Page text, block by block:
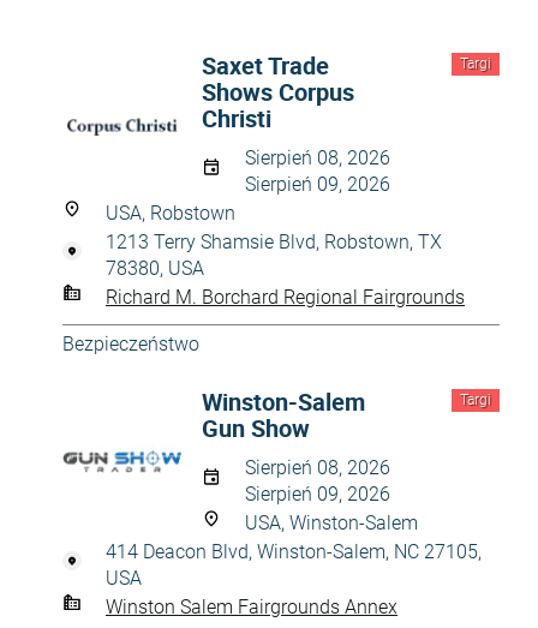
Targi
Saxet Trade
Shows Corpus
Christi
Sierpień 08, 2026
Sierpień 09, 2026
USA, Robstown
1213 Terry Shamsie Blvd, Robstown, TX
78380, USA
Richard M. Borchard Regional Fairgrounds
Bezpieczeństwo
Targi
Winston-Salem
Gun Show
Sierpień 08, 2026
Sierpień 09, 2026
USA, Winston-Salem
414 Deacon Blvd, Winston-Salem, NC 27105,
USA
Winston Salem Fairgrounds Annex